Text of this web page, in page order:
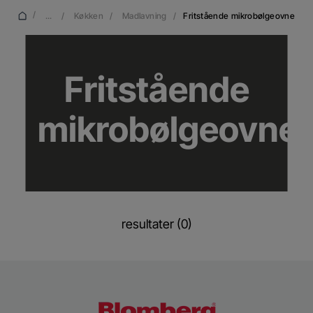
/ ... / Køkken / Madlavning / Fritstående mikrobølgeovne
Fritstående
mikrobølgeovne
resultater (0)